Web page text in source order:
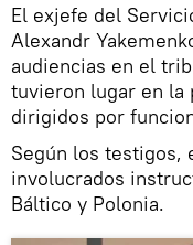
El exjefe del
Alexandr
audiencias en el
tuvieron lugar en la
dirigidos por
Según los testigos,
involucrados
Báltico y Polonia.